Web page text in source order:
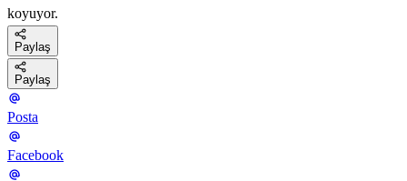
koyuyor.
Paylaş
Paylaş
Posta
Facebook